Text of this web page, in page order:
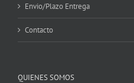
Envio/Plazo Entrega
Contacto
QUIENES SOMOS